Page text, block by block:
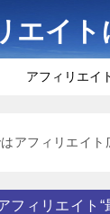
エイ
アフィリエイ
アフィリエイト
フィリエイト“